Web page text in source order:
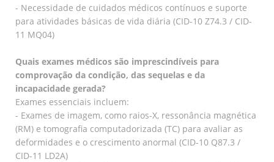
- Necessidade de cuidados médicos contínuos e suporte
para atividades básicas de vida diária (CID-10 Z74.3 / CID-
11 MQ04)
Quais exames médicos são imprescindíveis para
comprovação da condição, das sequelas e da
incapacidade gerada?
Exames essenciais incluem:
- Exames de imagem, como raios-X, ressonância magnética
(RM) e tomografia computadorizada (TC) para avaliar as
deformidades e o crescimento anormal (CID-10 Q87.3 /
CID-11 LD2A)